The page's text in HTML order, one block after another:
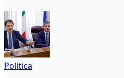
Politica